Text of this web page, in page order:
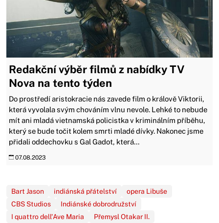
Redakční výběr filmů z nabídky TV
Nova na tento týden
Do prostředí aristokracie nás zavede film o králově Viktorii,
která vyvolala svým chováním vlnu nevole. Lehké to nebude
mít ani mladá vietnamská policistka v kriminálním příběhu,
který se bude točit kolem smrti mladé dívky. Nakonec jsme
přidali oddechovku s Gal Gadot, která...
07.08.2023
Bart Jason indiánská přátelství
opera Libuše
CBS Studios
Indiánské dobrodružství
I quattro dell'Ave Maria
Přemysl Otakar II.